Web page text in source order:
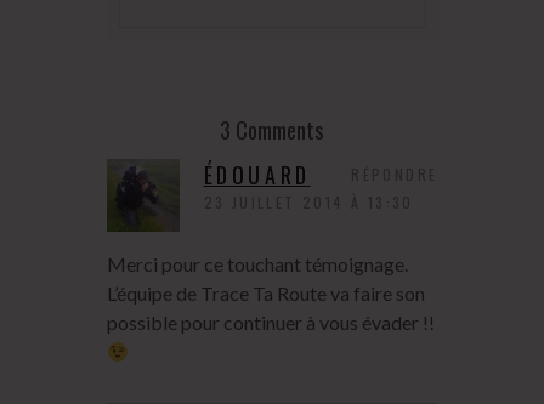
3 Comments
ÉDOUARD
Merci pour ce touchant témoignage.
L’équipe de Trace Ta Route va faire son
possible pour continuer à vous évader !!